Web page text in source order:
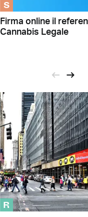
S
Firma online il
Cannabis Legale
R